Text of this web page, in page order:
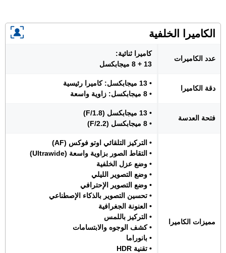
الكاميرا الخلفية
عدد الكاميرات
كاميرا ثنائية:
13 + 8 ميجابكسل
دقة الكاميرا
• 13 ميجابكسل: كاميرا رئيسية
• 8 ميجابكسل: زاوية واسعة
فتحة العدسة
• 13 ميجابكسل (F/1.8)
• 8 ميجابكسل (F/2.2)
مميزات الكاميرا
• التركيز التلقائي اوتو فوكس (AF)
• التقاط الصور بزاوية واسعة (Ultrawide)
• وضع عزل الخلفية
• وضع التصوير الليلي
• وضع التصوير الإحترافي
• تحسين التصوير بالذكاء الإصطناعي
• العنونة الجغرافية
• التركيز باللمس
• كشف الوجوه والابتسامات
• بانوراما
• تقنية HDR